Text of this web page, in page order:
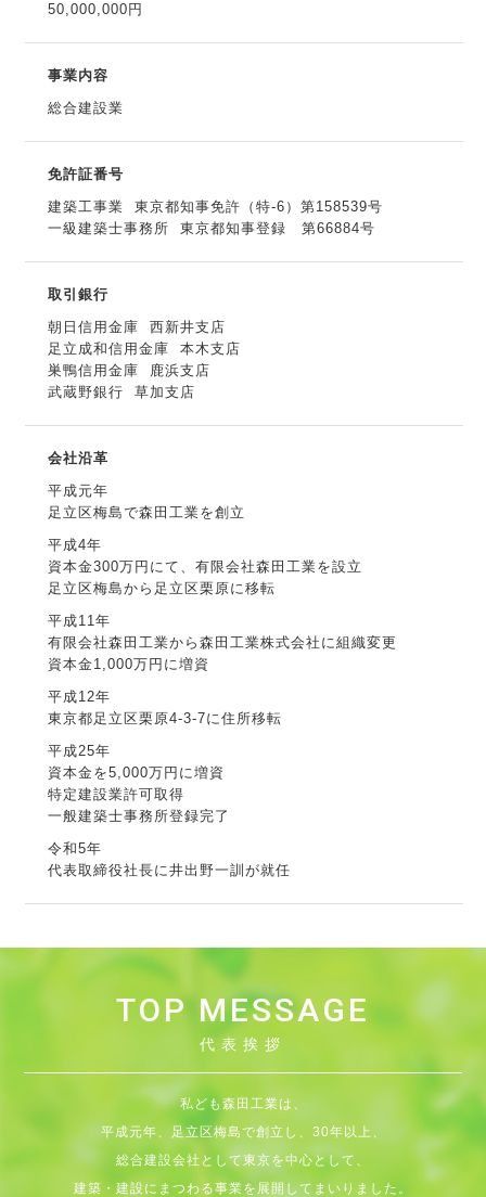
50,000,000円
事業内容
総合建設業
免許証番号
建築工事業
東京都知事免許（特-6）第158539号
一級建築士事務所
東京都知事登録 第66884号
取引銀行
朝日信用金庫
西新井支店
足立成和信用金庫
本木支店
巣鴨信用金庫
鹿浜支店
武蔵野銀行
草加支店
会社沿革
平成元年
足立区梅島で森田工業を創立
平成4年
資本金300万円にて、有限会社森田工業を設立
足立区梅島から足立区栗原に移転
平成11年
有限会社森田工業から森田工業株式会社に組織変更
資本金1,000万円に増資
平成12年
東京都足立区栗原4-3-7に住所移転
平成25年
資本金を5,000万円に増資
特定建設業許可取得
一般建築士事務所登録完了
令和5年
代表取締役社長に井出野一訓が就任
TOP MESSAGE
代表挨拶
私ども森田工業は、
平成元年、足立区梅島で創立し、30年以上、
総合建設会社として東京を中心として、
建築・建設にまつわる事業を展開してまいりました。